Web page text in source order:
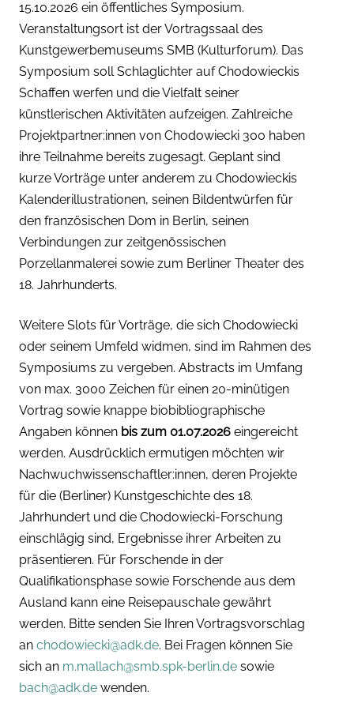
15.10.2026 ein öffentliches Symposium.
Veranstaltungsort ist der Vortragssaal des
Kunstgewerbemuseums SMB (Kulturforum). Das
Symposium soll Schlaglichter auf Chodowieckis
Schaffen werfen und die Vielfalt seiner
künstlerischen Aktivitäten aufzeigen. Zahlreiche
Projektpartner:innen von Chodowiecki 300 haben
ihre Teilnahme bereits zugesagt. Geplant sind
kurze Vorträge unter anderem zu Chodowieckis
Kalenderillustrationen, seinen Bildentwürfen für
den französischen Dom in Berlin, seinen
Verbindungen zur zeitgenössischen
Porzellanmalerei sowie zum Berliner Theater des
18. Jahrhunderts.
Weitere Slots für Vorträge, die sich Chodowiecki
oder seinem Umfeld widmen, sind im Rahmen des
Symposiums zu vergeben. Abstracts im Umfang
von max. 3000 Zeichen für einen 20-minütigen
Vortrag sowie knappe biobibliographische
Angaben können bis zum 01.07.2026 eingereicht
werden. Ausdrücklich ermutigen möchten wir
Nachwuchwissenschaftler:innen, deren Projekte
für die (Berliner) Kunstgeschichte des 18.
Jahrhundert und die Chodowiecki-Forschung
einschlägig sind, Ergebnisse ihrer Arbeiten zu
präsentieren. Für Forschende in der
Qualifikationsphase sowie Forschende aus dem
Ausland kann eine Reisepauschale gewährt
werden. Bitte senden Sie Ihren Vortragsvorschlag
an chodowiecki@adk.de. Bei Fragen können Sie
sich an m.mallach@smb.spk-berlin.de sowie
bach@adk.de wenden.